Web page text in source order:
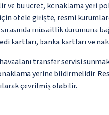
ve bu ücret, konaklama yeri
otele girişte, resmi
müsaitlik durumuna
kartları, banka kartları ve
transfer servisi
yerine bildirmelidir.
çevrilmiş olabilir.